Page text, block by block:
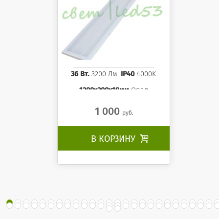
36 Вт. 3200 Лм. IP404000K
1200x200x19ммОпал
1 000 руб.
В КОРЗИНУ 